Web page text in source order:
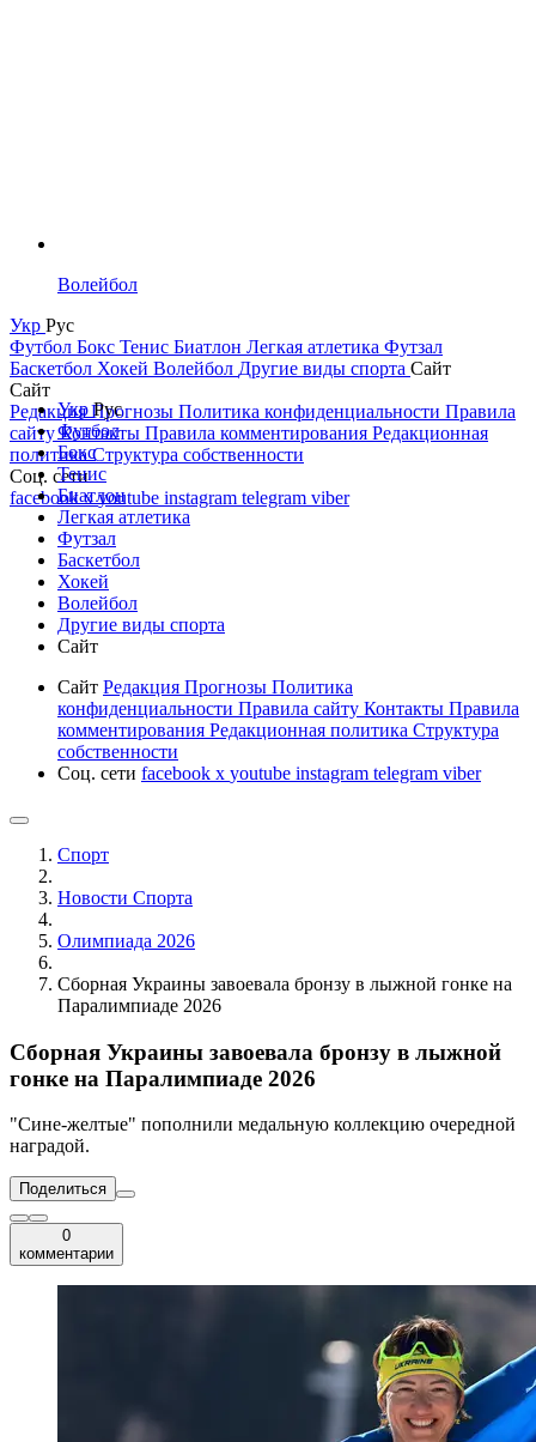
Волейбол
Укр Рус
Футбол Бокс Тенис Биатлон Легкая атлетика Футзал
Баскетбол Хокей Волейбол Другие виды спорта Сайт
Сайт
РедакцияПрогнозы Политика конфиденциальности Правила
сайтуКонтакты Правила комментирования Редакционная
политикаСтруктура собственности
Соц. сети
facebookxyoutube instagram telegram viber
УкрРус
Футбол
Бокс
Тенис
Биатлон
Легкая атлетика
Футзал
Баскетбол
Хокей
Волейбол
Другие виды спорта
Сайт
Сайт Редакция Прогнозы Политика
конфиденциальности Правила сайту Контакты Правила
комментирования Редакционная политика Структура
собственности
Соц. сети facebook x youtube instagram telegram viber
Спорт
Новости Cпорта
Олимпиада 2026
Сборная Украины завоевала бронзу в лыжной гонке на
Паралимпиаде 2026
Сборная Украины завоевала бронзу в лыжной
гонке на Паралимпиаде 2026
"Сине-желтые" пополнили медальную коллекцию очередной
наградой.
Поделиться
0
комментарии